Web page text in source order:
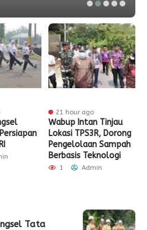
21 hour ago
Wabup Intan Tinjau
Lokasi TPS3R, Dorong
Pengelolaan Sampah
Berbasis Teknologi
1 Admin
Tata